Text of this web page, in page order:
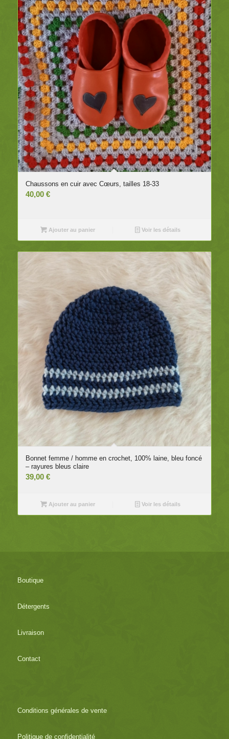
Chaussons en cuir avec Cœurs, tailles 18-33
40,00 €
Ajouter au panier Voir les détails
Bonnet femme / homme en crochet, 100% laine, bleu foncé
– rayures bleus claire
39,00 €
Ajouter au panier Voir les détails
Boutique
Détergents
Livraison
Contact
Conditions générales de vente
Politique de confidentialité